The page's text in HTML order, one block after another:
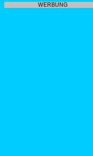
WERBUNG